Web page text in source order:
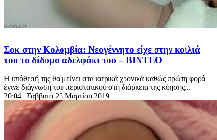
Σοκ στην Κολομβία: Νεογέννητο είχε στην κοιλιά
του το δίδυμο αδελφάκι του – ΒΙΝΤΕΟ
Η υπόθεσή της θα μείνει στα ιατρικά χρονικά καθώς πρώτη φορά
έγινε διάγνωση του περιστατικού στη διάρκεια της κύησης...
20:04 | Σάββατο 23 Μαρτίου 2019